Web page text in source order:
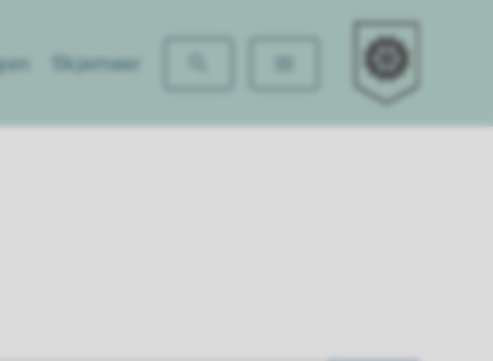
Skjemaer
Benterud